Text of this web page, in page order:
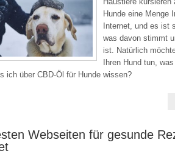
Hunde eine Menge
Internet, und es ist
was davon stimmt
ist. Natürlich
Ihren Hund tun,
ich über CBD-Öl für Hunde wissen?
Webseiten für gesunde